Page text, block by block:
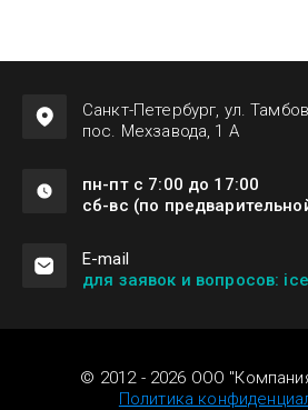
Санкт-Петербург, ул.
пос. Мехзавода, 1 А
пн-пт с 7:00 до 17:00
сб-вс (по
Е-mail
для заявок и вопросов:
© 2012 - 2026 ООО
Политика